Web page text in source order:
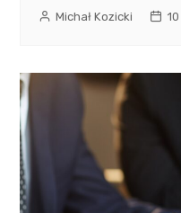
Michał Kozicki